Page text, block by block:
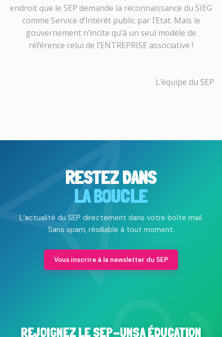
endroit que le SEP demande la reconnaissance du SIEG
comme Service d’Intérêt public par l’Etat. Mais le
gouvernement n’incite qu’à un seul modèle de
référence celui de l’ENTREPRISE associative !
L’équipe du SEP
RESTEZ DANS
LA BOUCLE
L’actualité du SEP directement dans votre boîte mail.
Sans spam, résiliable à tout moment.
Vous inscrire à la newsletter du SEP
REJOIGNEZ LE SEP-UNSA ÉDUCATION